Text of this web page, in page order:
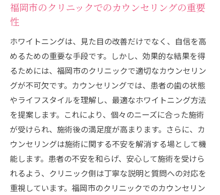
福岡市のクリニックでのカウンセリングの重要
性
ホワイトニングは、見た目の改善だけでなく、自信を高
めるための重要な手段です。しかし、効果的な結果を得
るためには、福岡市のクリニックで適切なカウンセリン
グが不可欠です。カウンセリングでは、患者の歯の状態
やライフスタイルを理解し、最適なホワイトニング方法
を提案します。これにより、個々のニーズに合った施術
が受けられ、施術後の満足度が高まります。さらに、カ
ウンセリングは施術に関する不安を解消する場として機
能します。患者の不安を和らげ、安心して施術を受けら
れるよう、クリニック側は丁寧な説明と質問への対応を
重視しています。福岡市のクリニックでのカウンセリン